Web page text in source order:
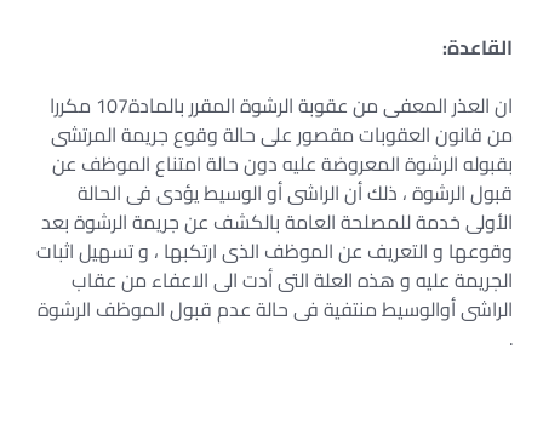
القاعدة:
ان العذر المعفى من عقوبة الرشوة المقرر بالمادة107 مكررا
من قانون العقوبات مقصور على حالة وقوع جريمة المرتشى
بقبوله الرشوة المعروضة عليه دون حالة امتناع الموظف عن
قبول الرشوة ، ذلك أن الراشى أو الوسيط يؤدى فى الحالة
الأولى خدمة للمصلحة العامة بالكشف عن جريمة الرشوة بعد
وقوعها و التعريف عن الموظف الذى ارتكبها ، و تسهيل اثبات
الجريمة عليه و هذه العلة التى أدت الى الاعفاء من عقاب
الراشى أوالوسيط منتفية فى حالة عدم قبول الموظف الرشوة
.